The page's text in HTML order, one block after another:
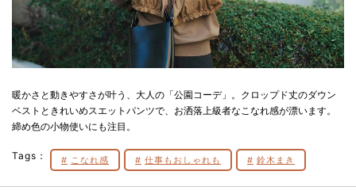
暖かさと動きやすさが叶う、大人の「公園コーデ」。クロップド丈のダウン
ベストときれいめスエットパンツで、お洒落上級者なこなれ感が漂います。
締め色の小物使いにも注目。
Tags： こなれ感 仕事もおしゃれも 鈴木まき